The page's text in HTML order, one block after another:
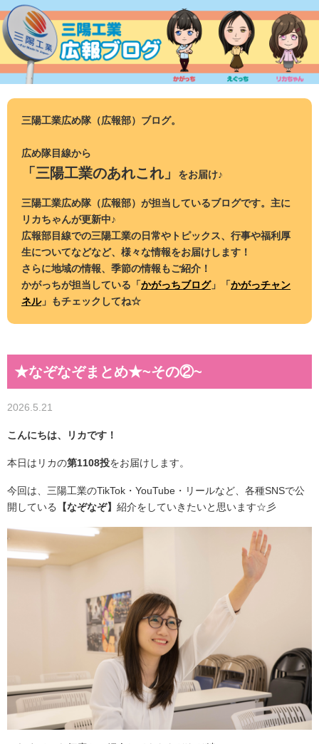
ン
テ
ツ
三陽工業広め隊（広報部）ブログ。
広め隊目線から
「三陽工業のあれこれ」 をお届け♪
三陽工業広め隊（広報部）が担当しているブログです。主に
リカちゃんが更新中♪
広報部目線での三陽工業の日常やトピックス、行事や福利厚
生についてなどなど、様々な情報をお届けします！
さらに地域の情報、季節の情報もご紹介！
かがっちが担当している「かがっちブログ」「かがっチャン
ネル」もチェックしてね☆
★なぞなぞまとめ★~その②~
2026.5.21
こんにちは、リカです！
本日はリカの第1108投をお届けします。
今回は、三陽工業のTikTok・YouTube・リールなど、各種SNSで公
開している
【なぞなぞ】 紹介をしていきたいと思います☆彡